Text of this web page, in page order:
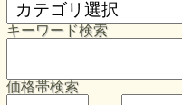
キーワード検索
価格帯検索